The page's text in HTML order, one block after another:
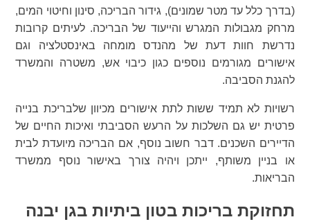
(בדרך כלל עד מטר שמונים), גידור הבריכה, סינון וחיטוי המים,
מרחק מגבולות המגרש והייעוד של הבריכה. לעיתים קרובות
נדרשת חוות דעת של מהנדס מומחה באינסטלציה וגם
אישורים מגורמים נוספים כגון כיבוי אש, משטרה והמשרד
להגנת הסביבה.
רשויות לא תמיד ששות לתת אישורים מכיוון שלבריכת בנייה
פרטית יש גם השלכות על הרעש הסביבתי ואיכות החיים של
הדיירים השכנים. דבר חשוב נוסף, אם הבריכה מיועדת לבית
או בניין משותף, ייתכן ויהיה צורך באישור נוסף ממשרד
הבריאות.
תחזוקת בריכות בטון ביתיות בגן יבנה